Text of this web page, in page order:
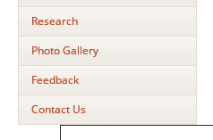
Research
Photo Gallery
Feedback
Contact Us